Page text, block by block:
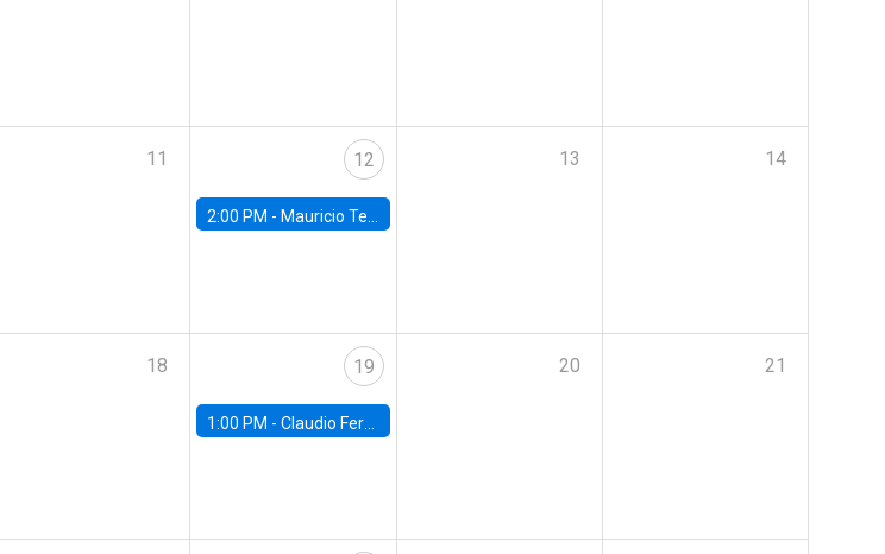
11 12
2:00 PM - Mauricio Tejada, UDP
13 14
18 19
1:00 PM - Claudio Ferraz, British Columbia
20 21